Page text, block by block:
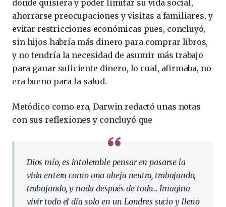
donde quisiera y poder limitar su vida social,
ahorrarse preocupaciones y visitas a familiares, y
evitar restricciones económicas pues, concluyó,
sin hijos habría más dinero para comprar libros,
y no tendría la necesidad de asumir más trabajo
para ganar suficiente dinero, lo cual, afirmaba, no
era bueno para la salud.
Metódico como era, Darwin redactó unas notas
con sus reflexiones y concluyó que
Dios mío, es intolerable pensar en pasarse la
vida entera como una abeja neutra, trabajando,
trabajando, y nada después de todo… Imagina
vivir todo el día solo en un Londres sucio y lleno